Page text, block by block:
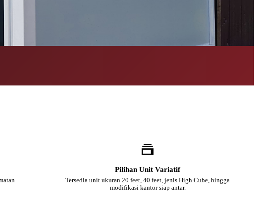
Pilihan Unit Variatif
Tersedia unit ukuran 20 feet, 40 feet, jenis High Cube, hingga
modifikasi kantor siap antar.